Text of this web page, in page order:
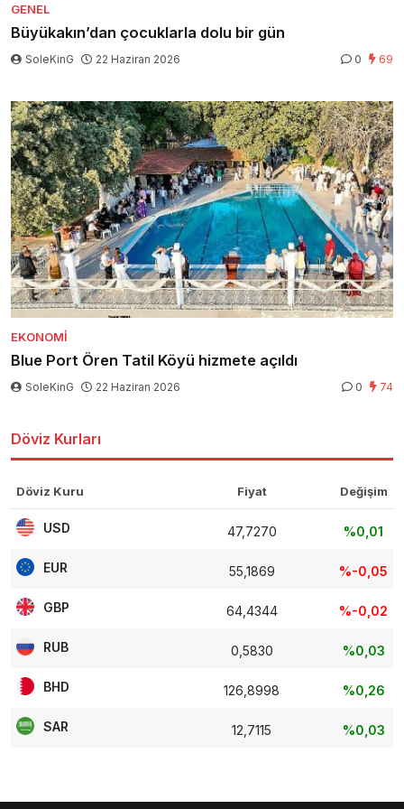
GENEL
Büyükakın’dan çocuklarla dolu bir gün
SoleKinG 22 Haziran 2026 0 69
EKONOMI
Blue Port Ören Tatil Köyü hizmete açıldı
SoleKinG 22 Haziran 2026 0 74
Döviz Kurları
Döviz Kuru Fiyat Değişim
USD 47,7270 %0,01
EUR 55,1869 %-0,05
GBP 64,4344 %-0,02
RUB 0,5830 %0,03
BHD 126,8998 %0,26
SAR 12,7115 %0,03